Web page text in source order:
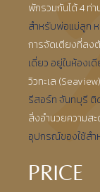
พักรวมกันได้ 4 ท่า
สำหรับพ่อแม่ลูก
การจัดเตียงที่ลง
เดี่ยว อยู่ในห้อง
วิวทะเล
รีสอร์ท จันทบุรี ติ
สิ่งอำนวยความส
อุปกรณ์ของใช้สำ
PRICE